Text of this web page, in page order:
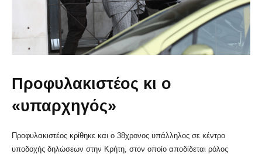
Προφυλακιστέος κι ο
«υπαρχηγός»
Προφυλακιστέος κρίθηκε και ο 38χρονος υπάλληλος σε κέντρο
υποδοχής δηλώσεων στην Κρήτη, στον οποίο αποδίδεται ρόλος